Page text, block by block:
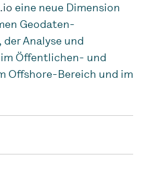
eine neue Dimension
Geodaten-
Analyse und
Öffentlichen- und
Offshore-Bereich und im